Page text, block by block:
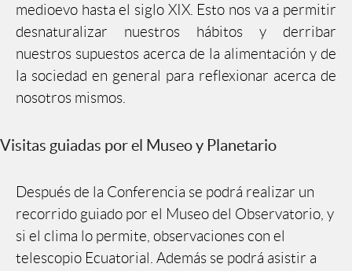
medioevo hasta el siglo XIX. Esto nos va a permitir
desnaturalizar nuestros hábitos y derribar
nuestros supuestos acerca de la alimentación y de
la sociedad en general para reflexionar acerca de
nosotros mismos.
Visitas guiadas por el Museo y Planetario
Después de la Conferencia se podrá realizar un
recorrido guiado por el Museo del Observatorio, y
si el clima lo permite, observaciones con el
telescopio Ecuatorial. Además se podrá asistir a